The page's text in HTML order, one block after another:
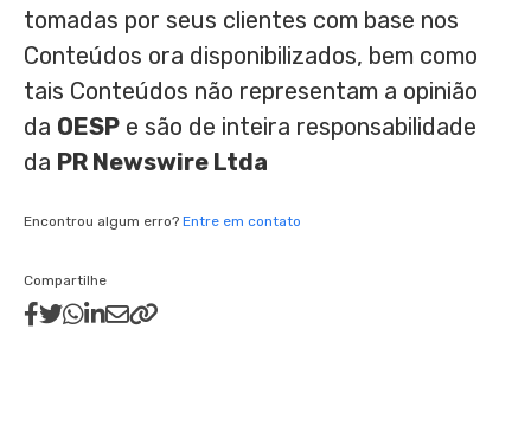
tomadas por seus clientes com base nos
Conteúdos ora disponibilizados, bem como
tais Conteúdos não representam a opinião
da OESP e são de inteira responsabilidade
da PR Newswire Ltda
Encontrou algum erro? Entre em contato
Compartilhe